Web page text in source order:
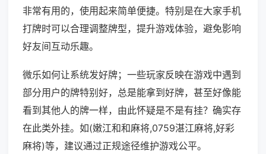
非常有用的，使用起来简单便捷。特别是在大家手机
打牌时可以合理调整牌型，提升游戏体验，避免影响
好友间互动乐趣。
微乐如何让系统发好牌；一些玩家反映在游戏中遇到
部分用户的牌特别好，总是能拿到好牌，甚至好像能
看到其他人的牌一样，由此怀疑是不是有挂？确实存
在此类外挂。如(嫩江和和麻将,0759湛江麻将,好彩
麻将)等，建议通过正规途径维护游戏公平。